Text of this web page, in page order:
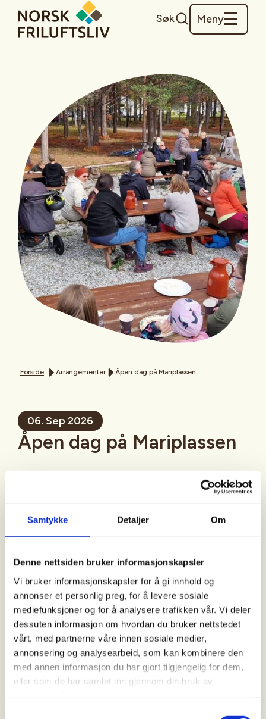
Samtykke Detaljer Om
Denne nettsiden bruker informasjonskapsler
Vi bruker informasjonskapsler for å gi innhold og
annonser et personlig preg, for å levere sosiale
mediefunksjoner og for å analysere trafikken vår. Vi deler
dessuten informasjon om hvordan du bruker nettstedet
vårt, med partnerne våre innen sosiale medier,
annonsering og analysearbeid, som kan kombinere den
med annen informasjon du har gjort tilgjengelig for dem,
eller som de har samlet inn gjennom din bruk av
Søk Meny
Forside Arrangementer Åpen dag på Mariplassen
06. Sep 2026
Åpen dag på Mariplassen
Rotsundelv
Tid
06. Sep 2026
Kl. 13.00 - 15.00
Arrangør